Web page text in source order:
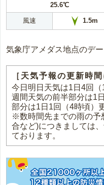
25.6℃
風速 1.5m
気象庁アメダス地点のデ
［天気予報の更新時間
今日明日天気は1日4回（
週間天気の前半部分は1
部分は1日1回（4時頃）
※数時間先までの雨の予
合など)につきましては
ております。